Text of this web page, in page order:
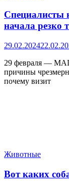
Специалисты
начала резко
29.02.2024
29 февраля —
причины
почему визит
Животные
Вот каких